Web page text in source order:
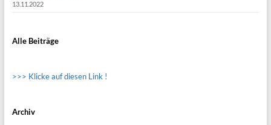
13.11.2022
Alle Beiträge
>>> Klicke auf diesen Link !
Archiv